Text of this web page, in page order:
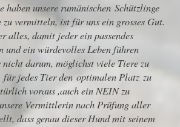
unsere rumänischen Schützlinge
vermitteln, ist für uns ein grosses Gut.
alles, damit jeder ein passendes
und ein würdevolles Leben führen
darum, möglichst viele Tiere zu
jedes Tier den optimalen Platz zu
voraus ,auch ein NEIN zu
Vermittlerin nach Prüfung aller
dass genau dieser Hund mit seinem